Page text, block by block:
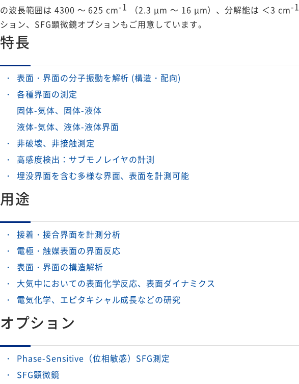
の波長範囲は 4300 ～ 625 cm-1 （2.3 μm ～ 16 μm）、分解能は ＜3 cm-1
ション、SFG顕微鏡オプションもご用意しています。
特長
表面・界面の分子振動を解析 (構造・配向)
各種界面の測定
固体-気体、固体-液体
液体-気体、液体-液体界面
非破壊、非接触測定
高感度検出：サブモノレイヤの計測
埋没界面を含む多様な界面、表面を計測可能
用途
接着・接合界面を計測分析
電極・触媒表面の界面反応
表面・界面の構造解析
大気中においての表面化学反応、表面ダイナミクス
電気化学、エピタキシャル成長などの研究
オプション
Phase-Sensitive（位相敏感）SFG測定
SFG顕微鏡